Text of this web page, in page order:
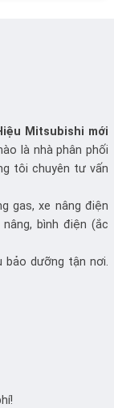
Mitsubishi mới
là nhà phân phối
tôi chuyên tư vấn
gas, xe nâng điện
bình điện (ắc
bảo dưỡng tận nơi.